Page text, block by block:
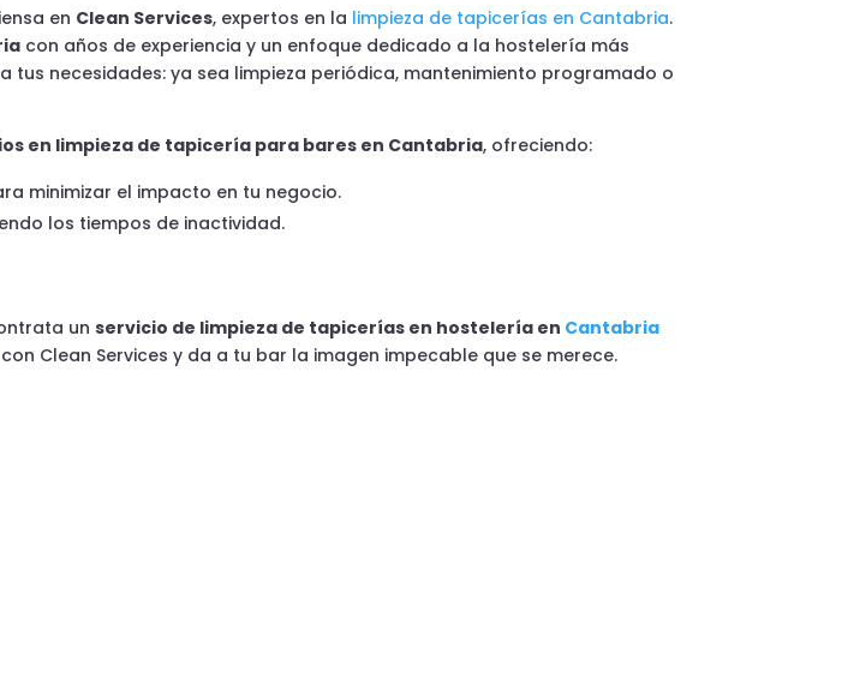
en Clean Services, expertos en la limpieza de tapicerías en Cantabria.
con años de experiencia y un enfoque dedicado a la hostelería más
necesidades: ya sea limpieza periódica, mantenimiento programado o
en limpieza de tapicería para bares en Cantabria, ofreciendo:
minimizar el impacto en tu negocio.
los tiempos de inactividad.
unservicio de limpieza de tapicerías en hostelería en Cantabria
Clean Services y da a tu bar la imagen impecable que se merece.